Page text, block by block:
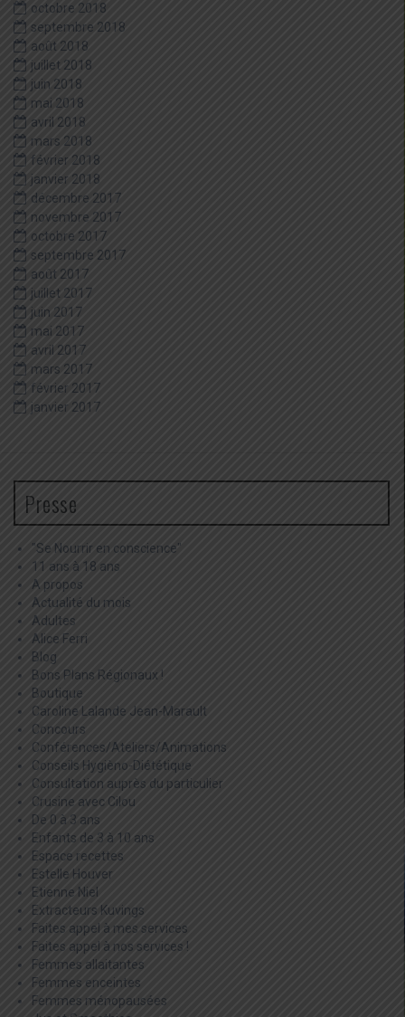
octobre 2018
septembre 2018
août 2018
juillet 2018
juin 2018
mai 2018
avril 2018
mars 2018
février 2018
janvier 2018
décembre 2017
novembre 2017
octobre 2017
septembre 2017
août 2017
juillet 2017
juin 2017
mai 2017
avril 2017
mars 2017
février 2017
janvier 2017
Presse
"Se Nourrir en conscience"
11 ans à 18 ans
A propos
Actualité du mois
Adultes
Alice Ferri
Blog
Bons Plans Régionaux !
Boutique
Caroline Lalande Jean-Marault
Concours
Conférences/Ateliers/Animations
Conseils Hygièno-Diététique
Consultation auprès du particulier
Crusine avec Cilou
De 0 à 3 ans
Enfants de 3 à 10 ans
Espace recettes
Estelle Houver
Etienne Niel
Extracteurs Kuvings
Faites appel à mes services
Faites appel à nos services !
Femmes allaitantes
Femmes enceintes
Femmes ménopausées